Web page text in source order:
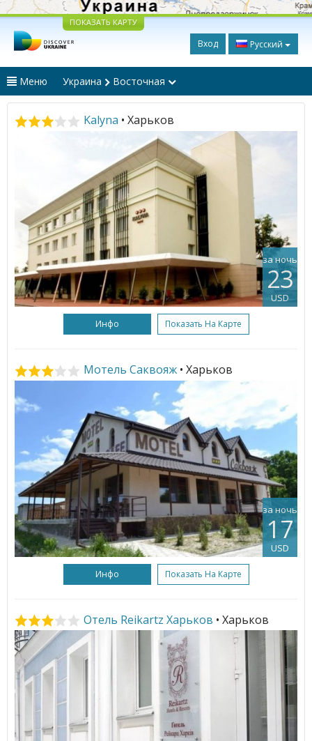
ПОКАЗАТЬ КАРТУ
Вход Русский
Меню Украина Восточная
Kalyna • Харьков
за ночь
23
USD
Инфо Показать На Карте
Мотель Саквояж • Харьков
за ночь
17
USD
Инфо Показать На Карте
Отель Reikartz Харьков • Харьков